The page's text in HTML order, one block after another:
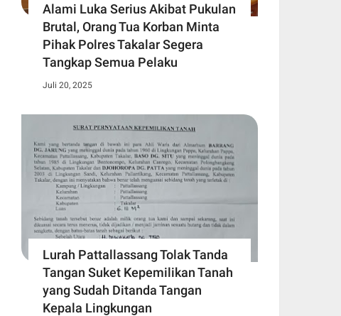
Alami Luka Serius Akibat Pukulan
Brutal, Orang Tua Korban Minta
Pihak Polres Takalar Segera
Tangkap Semua Pelaku
Juli 20, 2025
Lurah Pattallassang Tolak Tanda
Tangan Suket Kepemilikan Tanah
yang Sudah Ditanda Tangan
Kepala Lingkungan